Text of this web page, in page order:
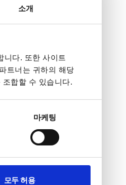
소개
니다. 또한 사이트
트너는 귀하의 해당
합할 수 있습니다.
마케팅
모두 허용